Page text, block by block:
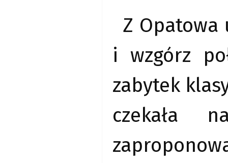
Z
i wzgórz
zabytek
czekała